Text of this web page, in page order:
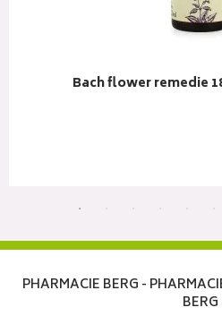
Bach flower remedie
PHARMACIE BERG -
BERG